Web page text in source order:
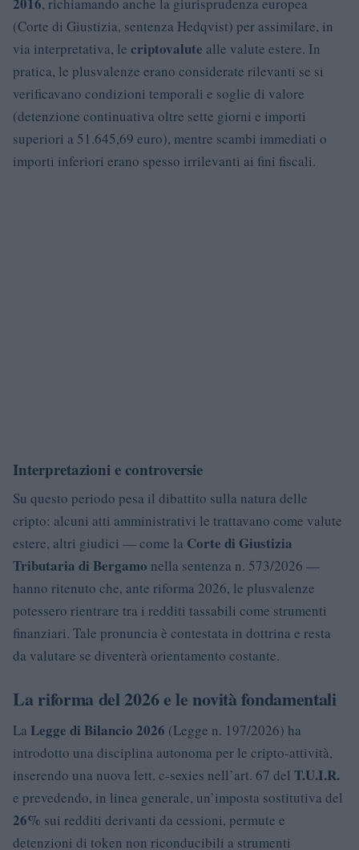
(Corte di Giustizia, sentenza Hedqvist) per assimilare, in
via interpretativa, le criptovalute alle valute estere. In
pratica, le plusvalenze erano considerate rilevanti se si
verificavano condizioni temporali e soglie di valore
(detenzione continuativa oltre sette giorni e importi
superiori a 51.645,69 euro), mentre scambi immediati o
importi inferiori erano spesso irrilevanti ai fini fiscali.
Interpretazioni e controversie
Su questo periodo pesa il dibattito sulla natura delle
cripto: alcuni atti amministrativi le trattavano come valute
estere, altri giudici — come la Corte di Giustizia
Tributaria di Bergamo nella sentenza n. 573/2026 —
hanno ritenuto che, ante riforma 2026, le plusvalenze
potessero rientrare tra i redditi tassabili come strumenti
finanziari. Tale pronuncia è contestata in dottrina e resta
da valutare se diventerà orientamento costante.
La riforma del 2026 e le novità fondamentali
La Legge di Bilancio 2026 (Legge n. 197/2026) ha
introdotto una disciplina autonoma per le cripto-attività,
inserendo una nuova lett. c-sexies nell’art. 67 del T.U.I.R.
e prevedendo, in linea generale, un’imposta sostitutiva del
26% sui redditi derivanti da cessioni, permute e
detenzioni di token non riconducibili a strumenti